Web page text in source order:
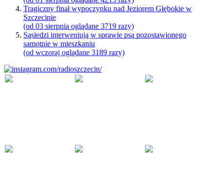
Tragiczny finał wypoczynku nad Jeziorem Głębokie w
Szczecinie
(od 03 sierpnia oglądane 3719 razy)
Sąsiedzi interweniują w sprawie psa pozostawionego
samotnie w mieszkaniu
(od wczoraj oglądane 3189 razy)